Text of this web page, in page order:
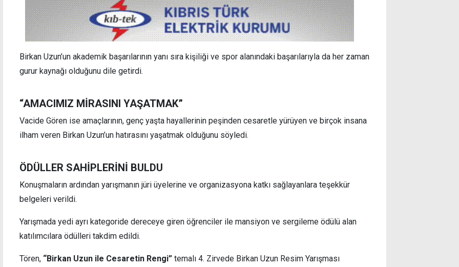
Birkan Uzun’un akademik başarılarının yanı sıra kişiliği ve spor alanındaki başarılarıyla da her zaman
gurur kaynağı olduğunu dile getirdi.
“AMACIMIZ MİRASINI YAŞATMAK”
Vacide Gören ise amaçlarının, genç yaşta hayallerinin peşinden cesaretle yürüyen ve birçok insana
ilham veren Birkan Uzun’un hatırasını yaşatmak olduğunu söyledi.
ÖDÜLLER SAHİPLERİNİ BULDU
Konuşmaların ardından yarışmanın jüri üyelerine ve organizasyona katkı sağlayanlara teşekkür
belgeleri verildi.
Yarışmada yedi ayrı kategoride dereceye giren öğrenciler ile mansiyon ve sergileme ödülü alan
katılımcılara ödülleri takdim edildi.
Tören, “Birkan Uzun ile Cesaretin Rengi” temalı 4. Zirvede Birkan Uzun Resim Yarışması